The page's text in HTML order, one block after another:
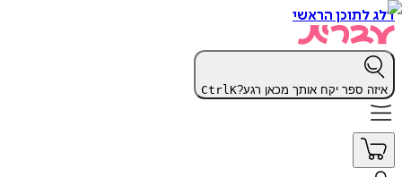
דלג לתוכן הראשי
איזה ספר יקח אותך מכאן רגע? CtrlK